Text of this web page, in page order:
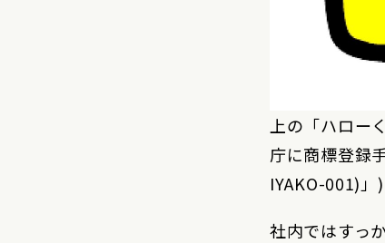
上の「ハロー
庁に商標登録
IYAKO-001)」)
社内ではすっ